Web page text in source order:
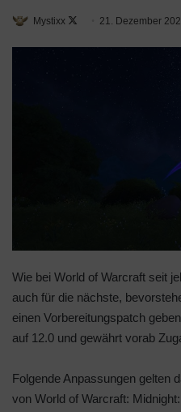
Mystixx 21. Dezember
Wie bei World of Warcraft seit
auch für die nächste,
einen Vorbereitungspatch
auf 12.0 und gewährt vorab
Folgende Anpassungen gelten
von World of Warcraft: Midnight: